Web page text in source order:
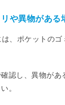
や異物がある
、ポケットの
認し、異物が
。